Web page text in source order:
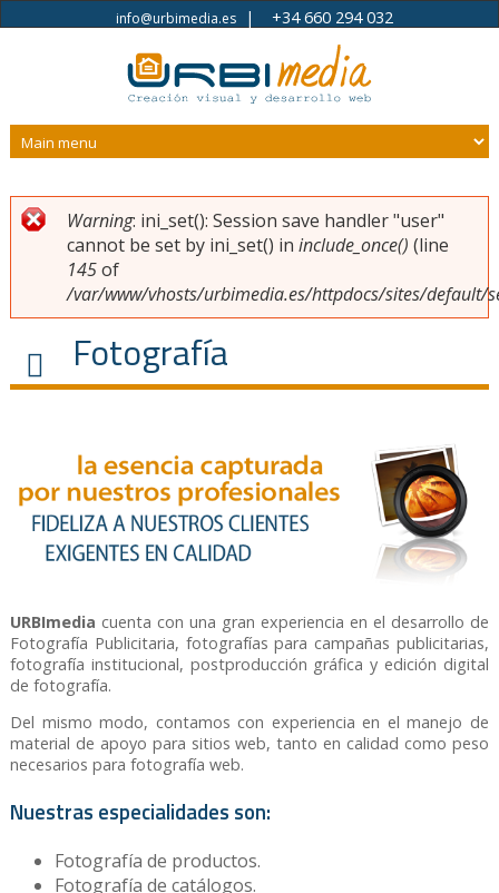
Pasar al contenido principal
info@urbimedia.es| +34 660 294 032
Usted está aquí
Mensaje de error
Warning: ini_set(): Session save handler "user"
cannot be set by ini_set() in include_once() (line
145of
/var/www/vhosts/urbimedia.es/httpdocs/sites/default/
Fotografía
URBImedia cuenta con una gran experiencia en el desarrollo de
Fotografía Publicitaria, fotografías para campañas publicitarias,
fotografía institucional, postproducción gráfica y edición digital
de fotografía.
Del mismo modo, contamos con experiencia en el manejo de
material de apoyo para sitios web, tanto en calidad como peso
necesarios para fotografía web.
Nuestras especialidades son:
Fotografía de productos.
Fotografía de catálogos.